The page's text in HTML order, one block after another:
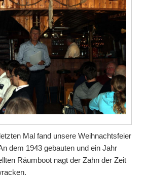
Mal fand unsere Weihnachtsfeier
dem 1943 gebauten und ein Jahr
Räumboot nagt der Zahn der Zeit